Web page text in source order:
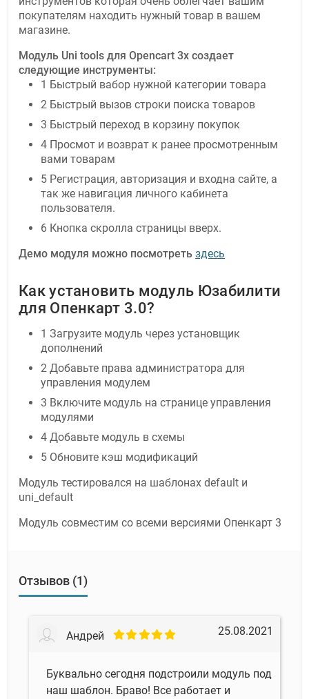
покупателям находить нужный товар в вашем
магазине.
Модуль Uni tools для Opencart 3x создает
следующие инструменты:
1 Быстрый вабор нужной категории товара
2 Быстрый вызов строки поиска товаров
3 Быстрый переход в корзину покупок
4 Просмот и возврат к ранее просмотренным
вами товарам
5 Регистрация, авторизация и входна сайте, а
так же навигация личного кабинета
пользователя.
6 Кнопка скролла страницы вверх.
Демо модуля можно посмотреть здесь
Как установить модуль Юзабилити
для Опенкарт 3.0?
1 Загрузите модуль через установщик
дополнений
2 Добавьте права администратора для
управления модулем
3 Включите модуль на странице управления
модулями
4 Добавьте модуль в схемы
5 Обновите кэш модификаций
Модуль тестировался на шаблонах default и
uni_default
Модуль совместим со всеми версиями Опенкарт 3
Отзывов (1)
Андрей 25.08.2021
Буквально сегодня подстроили модуль под
наш шаблон. Браво! Все работает и